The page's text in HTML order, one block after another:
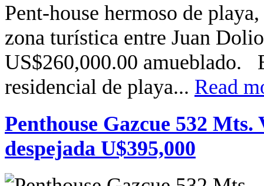
Pent-house hermoso de
zona turística entre Juan
US$260,000.00 amueblado.
residencial de playa... Read
Penthouse Gazcue 532
despejada U$395,000